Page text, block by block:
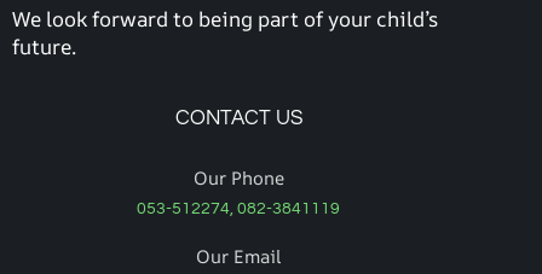
We look forward to being part of your child’s
future.
CONTACT US
Our Phone
053-512274, 082-3841119
Our Email